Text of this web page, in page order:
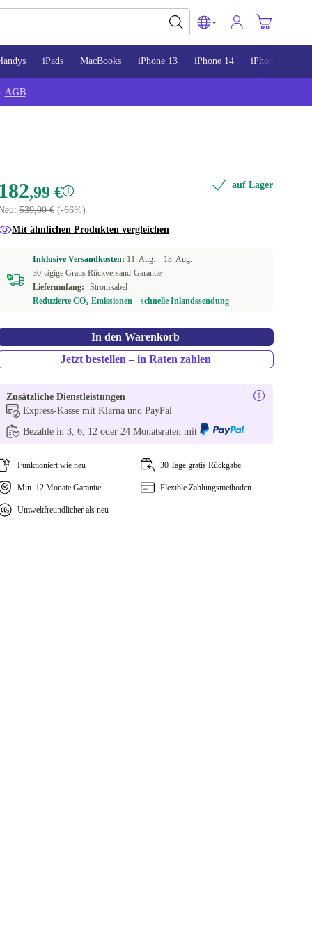
iPads MacBooks iPhone 13 iPhone 14 iPhone 15
AGB
182,99 €
539,00 €(-66%)
auf Lager
Mit ähnlichen Produkten vergleichen
Inklusive Versandkosten: 11. Aug. – 13. Aug.
30-tägige Gratis Rückversand-Garantie
Lieferumfang:
Stromkabel
Reduzierte CO₂-Emissionen – schnelle Inlandssendung
In den Warenkorb
Jetzt bestellen – in Raten zahlen
Zusätzliche Dienstleistungen
Express-Kasse mit Klarna und PayPal
Bezahle in 3, 6, 12 oder 24 Monatsraten mit
Funktioniert wie neu 30 Tage gratis Rückgabe
Min. 12 Monate Garantie Flexible Zahlungsmethoden
Umweltfreundlicher als neu